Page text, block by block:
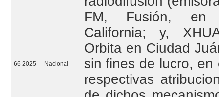
66-2025 Nacional
FM, Fusión, en
California; y,
Orbita en Ciudad
sin fines de lucro, en
respectivas